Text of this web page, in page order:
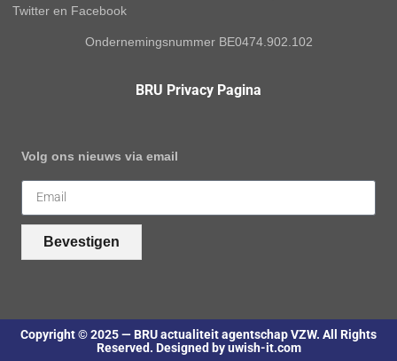
Twitter en Facebook
Ondernemingsnummer BE0474.902.102
BRU Privacy Pagina
Volg ons nieuws via email
Bevestigen
Copyright © 2025 — BRU actualiteit agentschap VZW. All Rights
Reserved. Designed by uwish-it.com